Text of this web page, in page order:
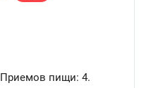
Приемов пищи: 4.